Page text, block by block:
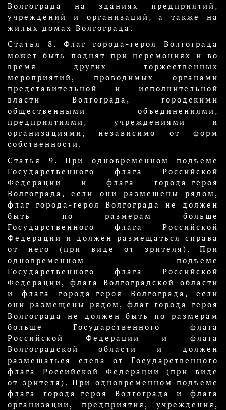
Волгограда на зданиях предприятий,
учреждений и организаций, а также на
жилых домах Волгограда.
Статья 8. Флаг города-героя Волгограда
может быть поднят при церемониях и во
время других торжественных
мероприятий, проводимых органами
представительной и исполнительной
власти Волгограда, городскими
общественными объединениями,
предприятиями, учреждениями и
организациями, независимо от форм
собственности.
Статья 9. При одновременном подъеме
Государственного флага Российской
Федерации и флага города-героя
Волгограда, если они размещены рядом,
флаг города-героя Волгограда не должен
быть по размерам больше
Государственного флага Российской
Федерации и должен размещаться справа
от него (при виде от зрителя). При
одновременном подъеме
Государственного флага Российской
Федерации, флага Волгоградской области
и флага города-героя Волгограда, если
они размещены рядом, флаг города-героя
Волгограда не должен быть по размерам
больше Государственного флага
Российской Федерации и флага
Волгоградской области и должен
размещаться слева от Государственного
флага Российской Федерации (при виде
от зрителя). При одновременном подъеме
флага города-героя Волгограда и флага
организации, предприятия, учреждения,